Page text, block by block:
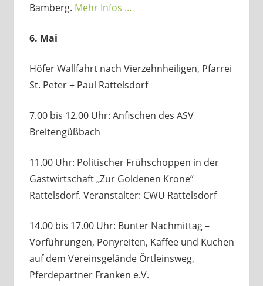
Bamberg. Mehr Infos …
6. Mai
Höfer Wallfahrt nach Vierzehnheiligen, Pfarrei
St. Peter + Paul Rattelsdorf
7.00 bis 12.00 Uhr: Anfischen des ASV
Breitengüßbach
11.00 Uhr: Politischer Frühschoppen in der
Gastwirtschaft „Zur Goldenen Krone“
Rattelsdorf. Veranstalter: CWU Rattelsdorf
14.00 bis 17.00 Uhr: Bunter Nachmittag –
Vorführungen, Ponyreiten, Kaffee und Kuchen
auf dem Vereinsgelände Örtleinsweg,
Pferdepartner Franken e.V.